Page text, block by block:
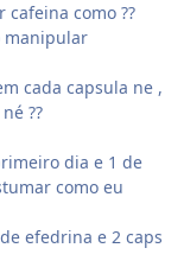
como ??
manipular
cada capsula ne ,
??
dia e 1 de
como eu
efedrina e 2 caps